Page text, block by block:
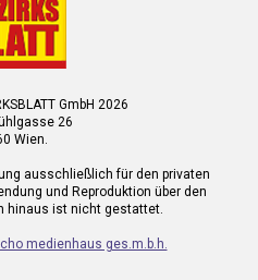
GmbH 2026
26
Wien.
ausschließlich für den privaten
und Reproduktion über den
hinaus ist nicht gestattet.
medienhaus ges.m.b.h.